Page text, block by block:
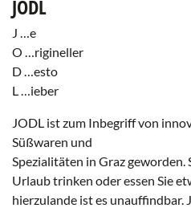
JODL
J …e
O …rigineller
D …esto
L …ieber
JODL ist zum Inbegriff von
Süßwaren und
Spezialitäten in Graz geworden.
Urlaub trinken oder essen Sie
hierzulande ist es unauffindbar.